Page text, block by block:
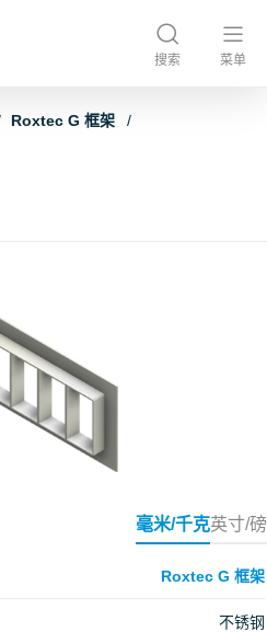
搜索 菜单
Roxtec G 框架
毫米/千克英寸/磅
Roxtec G 框架
不锈钢